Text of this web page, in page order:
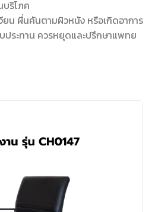
บริโภค
ยน ผื่นคันตามผิวหนัง หรือเกิดอาการ
ระทาน ควรหยุดและปรึกษาแพทย